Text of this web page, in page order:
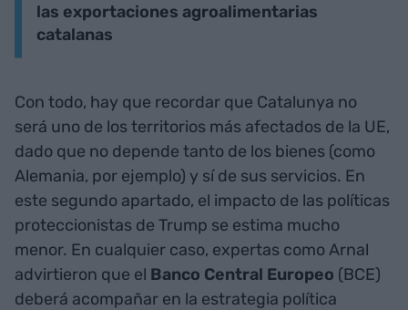
las exportaciones agroalimentarias
catalanas
Con todo, hay que recordar que Catalunya no
será uno de los territorios más afectados de la UE,
dado que no depende tanto de los bienes (como
Alemania, por ejemplo) y sí de sus servicios. En
este segundo apartado, el impacto de las políticas
proteccionistas de Trump se estima mucho
menor. En cualquier caso, expertas como Arnal
advirtieron que el Banco Central Europeo (BCE)
deberá acompañar en la estrategia política